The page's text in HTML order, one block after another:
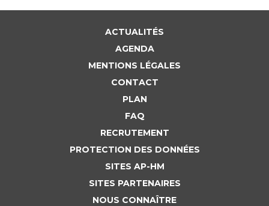
ACTUALITÉS
AGENDA
MENTIONS LÉGALES
CONTACT
PLAN
FAQ
RECRUTEMENT
PROTECTION DES DONNÉES
SITES AP-HM
SITES PARTENAIRES
NOUS CONNAÎTRE